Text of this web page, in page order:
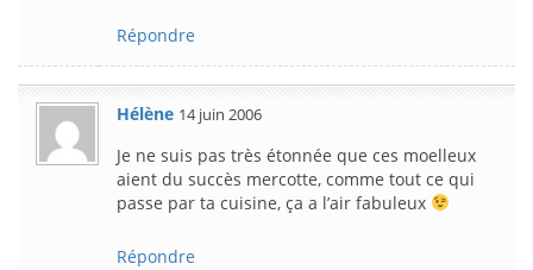
Répondre
Hélène 14 juin 2006
Je ne suis pas très étonnée que ces moelleux
aient du succès mercotte, comme tout ce qui
passe par ta cuisine, ça a l’air fabuleux
Répondre